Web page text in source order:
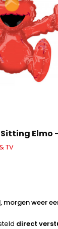
Sitting
TV
morgen weer
direct